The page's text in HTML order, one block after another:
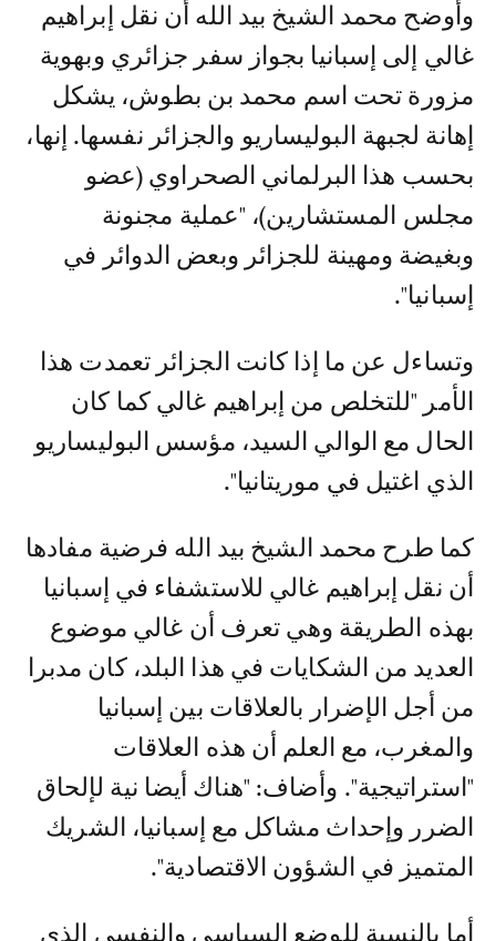
وأوضح محمد الشيخ بيد الله أن نقل إبراهيم
غالي إلى إسبانيا بجواز سفر جزائري وبهوية
مزورة تحت اسم محمد بن بطوش، يشكل
إهانة لجبهة البوليساريو والجزائر نفسها. إنها،
بحسب هذا البرلماني الصحراوي (عضو
مجلس المستشارين)، "عملية مجنونة
وبغيضة ومهينة للجزائر وبعض الدوائر في
إسبانيا".
وتساءل عن ما إذا كانت الجزائر تعمدت هذا
الأمر "للتخلص من إبراهيم غالي كما كان
الحال مع الوالي السيد، مؤسس البوليساريو
الذي اغتيل في موريتانيا".
كما طرح محمد الشيخ بيد الله فرضية مفادها
أن نقل إبراهيم غالي للاستشفاء في إسبانيا
بهذه الطريقة وهي تعرف أن غالي موضوع
العديد من الشكايات في هذا البلد، كان مدبرا
من أجل الإضرار بالعلاقات بين إسبانيا
والمغرب، مع العلم أن هذه العلاقات
"استراتيجية". وأضاف: "هناك أيضا نية لإلحاق
الضرر وإحداث مشاكل مع إسبانيا، الشريك
المتميز في الشؤون الاقتصادية".
أما بالنسبة للوضع السياسي والنفسي الذي